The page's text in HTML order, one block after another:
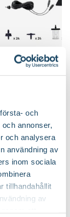
och
annonser,
och analysera
användning av
inom sociala
tillhandahållit
av
EcoAqua S12
Välj butik
Online
Till